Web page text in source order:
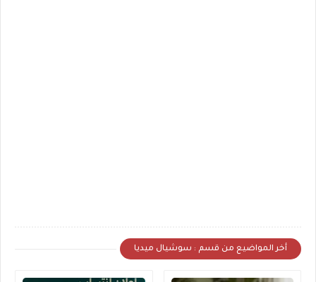
أخر المواضيع من قسم : سوشيال ميديا